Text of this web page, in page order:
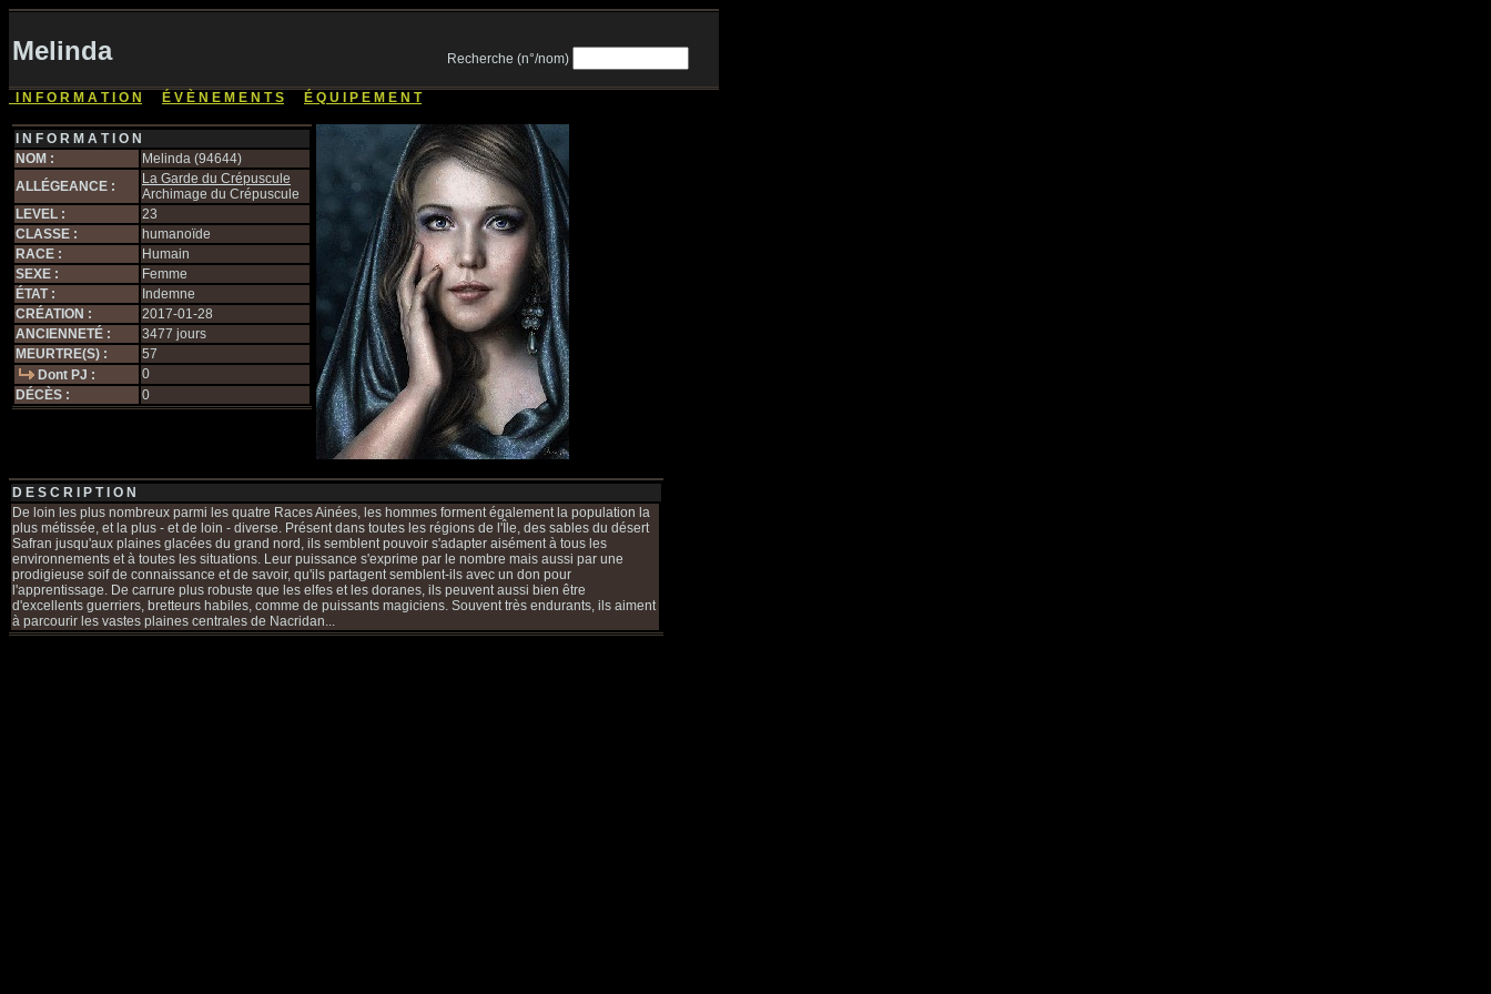
Melinda Recherche (n°/nom)
I N F O R M A T I O N É V È N E M E N T S É Q U I P E M E N T
I N F O R M A T I O N
NOM :
Melinda (94644)
ALLÉGEANCE :
La Garde du Crépuscule
Archimage du Crépuscule
LEVEL :
23
CLASSE :
humanoïde
RACE :
Humain
SEXE :
Femme
ÉTAT :
Indemne
CRÉATION :
2017-01-28
ANCIENNETÉ :
3477 jours
MEURTRE(S) :
57
Dont PJ :
0
DÉCÈS :
0
D E S C R I P T I O N
De loin les plus nombreux parmi les quatre Races Ainées, les hommes forment également la population la
plus métissée, et la plus - et de loin - diverse. Présent dans toutes les régions de l'Île, des sables du désert
Safran jusqu'aux plaines glacées du grand nord, ils semblent pouvoir s'adapter aisément à tous les
environnements et à toutes les situations. Leur puissance s'exprime par le nombre mais aussi par une
prodigieuse soif de connaissance et de savoir, qu'ils partagent semblent-ils avec un don pour
l'apprentissage. De carrure plus robuste que les elfes et les doranes, ils peuvent aussi bien être
d'excellents guerriers, bretteurs habiles, comme de puissants magiciens. Souvent très endurants, ils aiment
à parcourir les vastes plaines centrales de Nacridan...